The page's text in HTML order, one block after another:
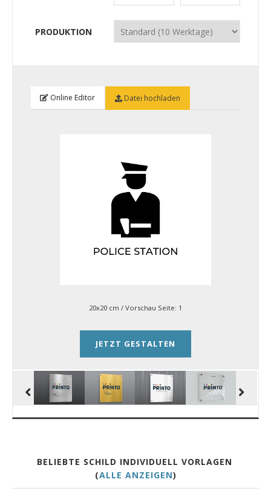
PRODUKTION
Online Editor Datei hochladen
20x20 cm / Vorschau Seite: 1
JETZT GESTALTEN
BELIEBTE SCHILD INDIVIDUELL VORLAGEN
(ALLE ANZEIGEN)